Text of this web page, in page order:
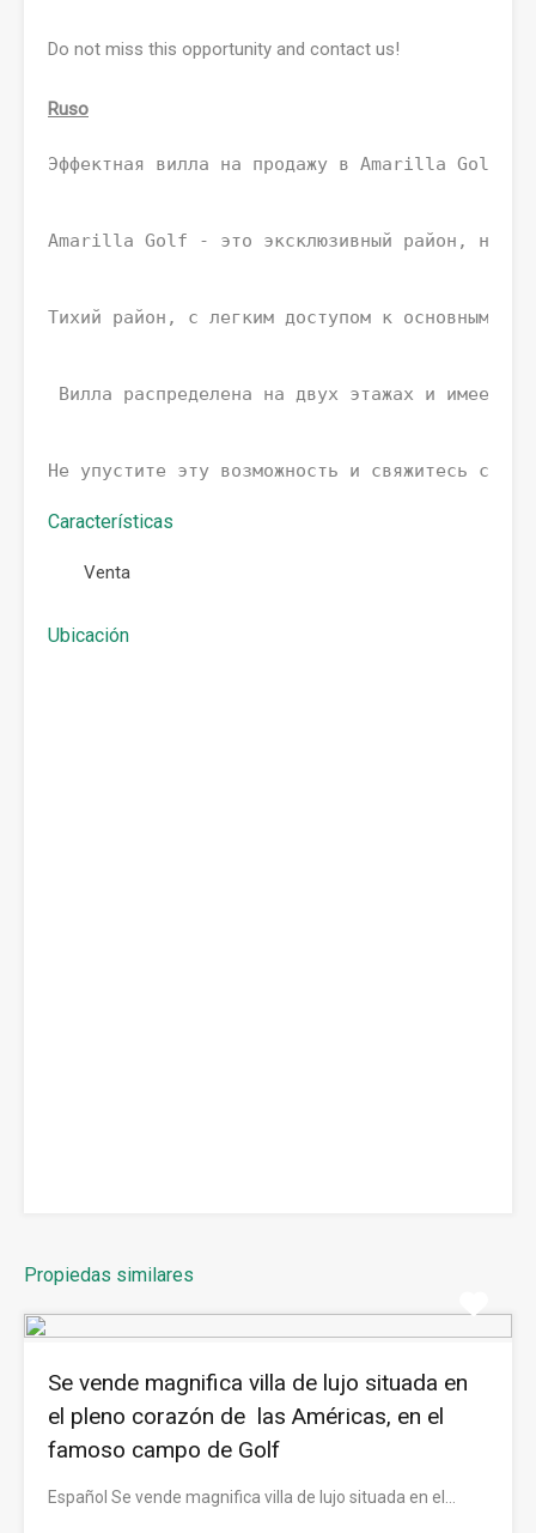
Do not miss this opportunity and contact us!
Ruso
Эффектная вилла на продажу в Amarilla Golf с
Amarilla Golf - это эксклюзивный район,
Тихий район, с легким доступом к основным
Вилла распределена на двух этажах и имеет
Не упустите эту возможность и свяжитесь с
Características
Venta
Ubicación
Propiedas similares
Se vende magnifica villa de lujo situada en
el pleno corazón de las Américas, en el
famoso campo de Golf
Español Se vende magnifica villa de lujo situada en el…